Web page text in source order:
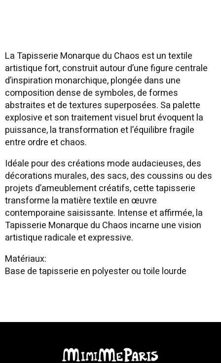
La Tapisserie Monarque du Chaos est un textile
artistique fort, construit autour d’une figure centrale
d’inspiration monarchique, plongée dans une
composition dense de symboles, de formes
abstraites et de textures superposées. Sa palette
explosive et son traitement visuel brut évoquent la
puissance, la transformation et l’équilibre fragile
entre ordre et chaos.
Idéale pour des créations mode audacieuses, des
décorations murales, des sacs, des coussins ou des
projets d’ameublement créatifs, cette tapisserie
transforme la matière textile en œuvre
contemporaine saisissante. Intense et affirmée, la
Tapisserie Monarque du Chaos incarne une vision
artistique radicale et expressive.
Matériaux:
Base de tapisserie en polyester ou toile lourde